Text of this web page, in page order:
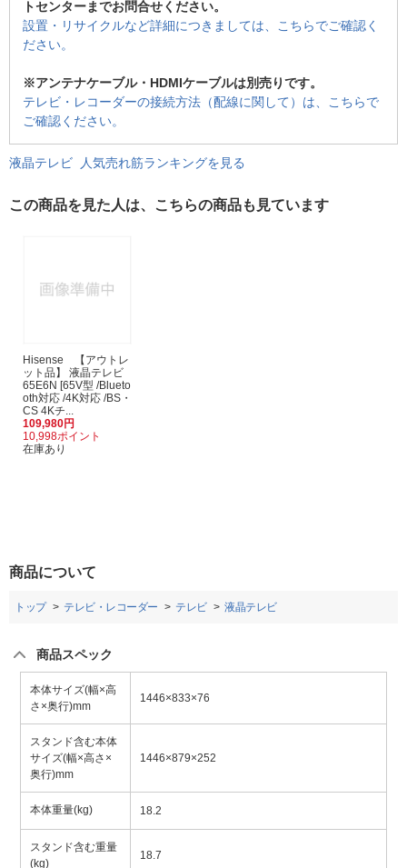
トセンターまでお問合せください。
設置・リサイクルなど詳細につきましては、こちらでご確認く
ださい。
※アンテナケーブル・HDMIケーブルは別売りです。
テレビ・レコーダーの接続方法（配線に関して）は、こちらで
ご確認ください。
液晶テレビ 人気売れ筋ランキングを見る
この商品を見た人は、こちらの商品も見ています
Hisense 【アウトレ
ット品】 液晶テレビ
65E6N [65V型 /Blueto
oth対応 /4K対応 /BS・
CS 4Kチ...
109,980円
10,998ポイント
在庫あり
商品について
トップ テレビ・レコーダー テレビ 液晶テレビ
商品スペック
本体サイズ(幅×高
さ×奥行)mm
1446×833×76
スタンド含む本体
サイズ(幅×高さ×
奥行)mm
1446×879×252
本体重量(kg) 18.2
スタンド含む重量
(kg)
18.7